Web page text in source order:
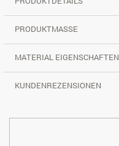
PRODUKTMASSE
MATERIAL EIGENSCHAFTEN
KUNDENREZENSIONEN